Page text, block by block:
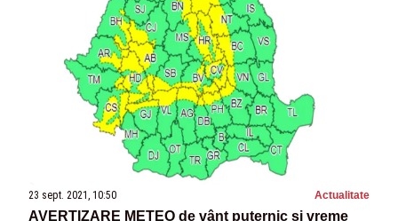
23 sept. 2021, 10:50 Actualitate
AVERTIZARE METEO de vânt puternic și vreme